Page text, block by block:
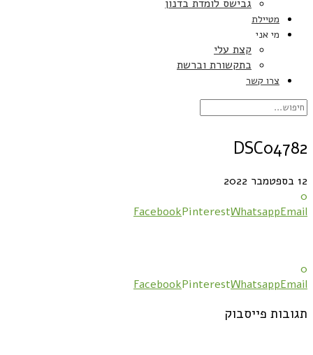
גבישס לומדת בדנון
מטיילת
מי אני
קצת עלי
בתקשורת וברשת
צרו קשר
DSC04782
12 בספטמבר 2022
0
FacebookPinterestWhatsappEmail
0
FacebookPinterestWhatsappEmail
תגובות פייסבוק